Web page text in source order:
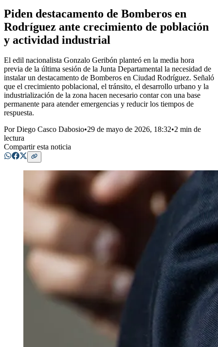
Piden destacamento de Bomberos en
Rodríguez ante crecimiento de población
y actividad industrial
El edil nacionalista Gonzalo Geribón planteó en la media hora
previa de la última sesión de la Junta Departamental la necesidad de
instalar un destacamento de Bomberos en Ciudad Rodríguez. Señaló
que el crecimiento poblacional, el tránsito, el desarrollo urbano y la
industrialización de la zona hacen necesario contar con una base
permanente para atender emergencias y reducir los tiempos de
respuesta.
PorDiego Casco Dabosio•29 de mayo de 2026, 18:32•2 min de
lectura
Compartir esta noticia